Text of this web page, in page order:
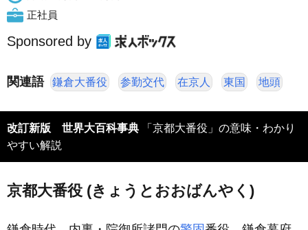
正社員
Sponsored by
関連語 鎌倉大番役 参勤交代 在京人 東国 地頭
改訂新版 世界大百科事典 「京都大番役」の意味・わかり
やすい解説
京都大番役 (きょうとおおばんやく)